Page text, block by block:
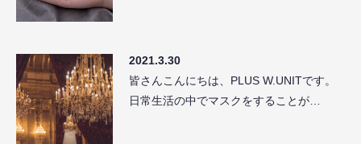
2021.3.30
皆さんこんにちは、PLUS W.UNITです。
日常生活の中でマスクをすることが…